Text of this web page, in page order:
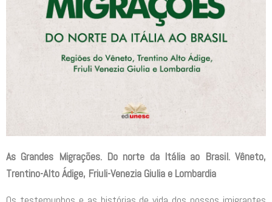
As Grandes Migrações. Do norte da Itália ao Brasil. Vêneto,
Trentino-Alto Ádige, Friuli-Venezia Giulia e Lombardia